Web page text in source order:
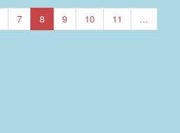
7 8 9 10 11
...